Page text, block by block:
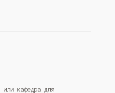
или кафедра для